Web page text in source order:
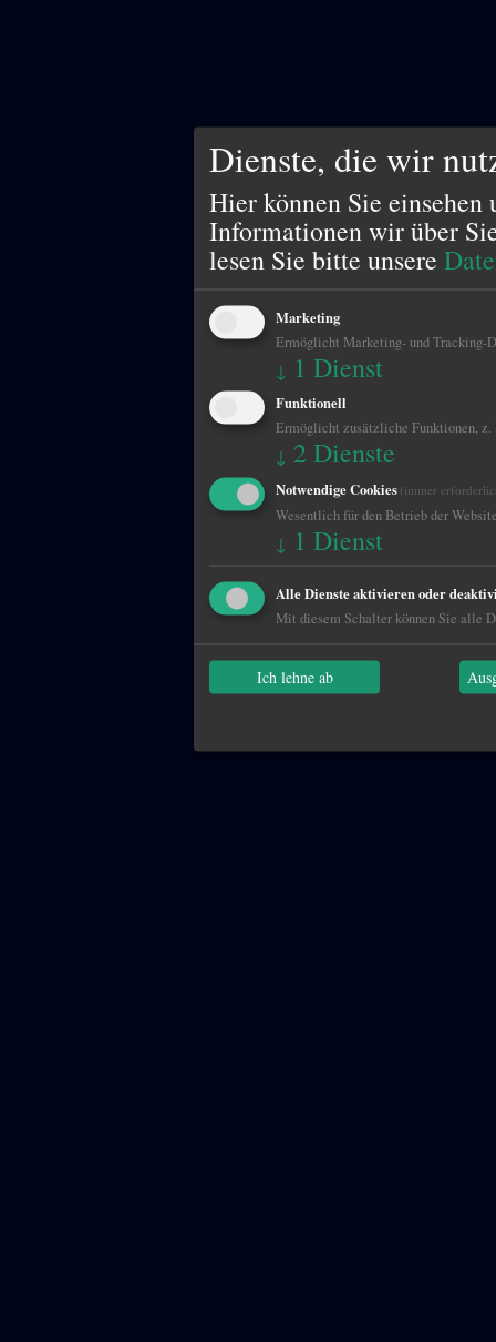
Dienste, die wir
Hier können Sie einsehen
Informationen wir über
lesen Sie bitte unsere
Marketing
Ermöglicht Marketing- und Tracking-
↓ 1 Dienst
Funktionell
Ermöglicht zusätzliche Funktionen, z.
↓ 2 Dienste
Notwendige Cookies (immer
Wesentlich für den Betrieb der
↓ 1 Dienst
Alle Dienste aktivieren oder
Mit diesem Schalter können Sie alle
Ich lehne ab